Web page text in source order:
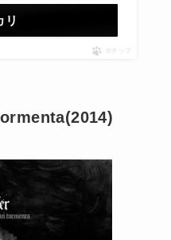
リ
ポチップ